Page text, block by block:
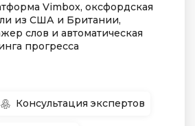
Vimbox, оксфордская
из США и Британии,
слов и автоматическая
прогресса
Консультация экспертов